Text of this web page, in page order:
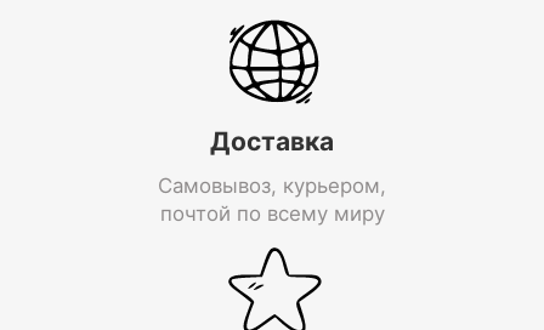
Доставка
Самовывоз, курьером,
почтой по всему миру